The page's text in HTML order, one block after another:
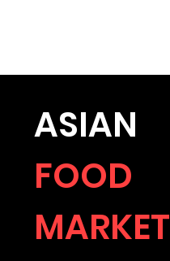
ASIAN
FOOD
MARKET